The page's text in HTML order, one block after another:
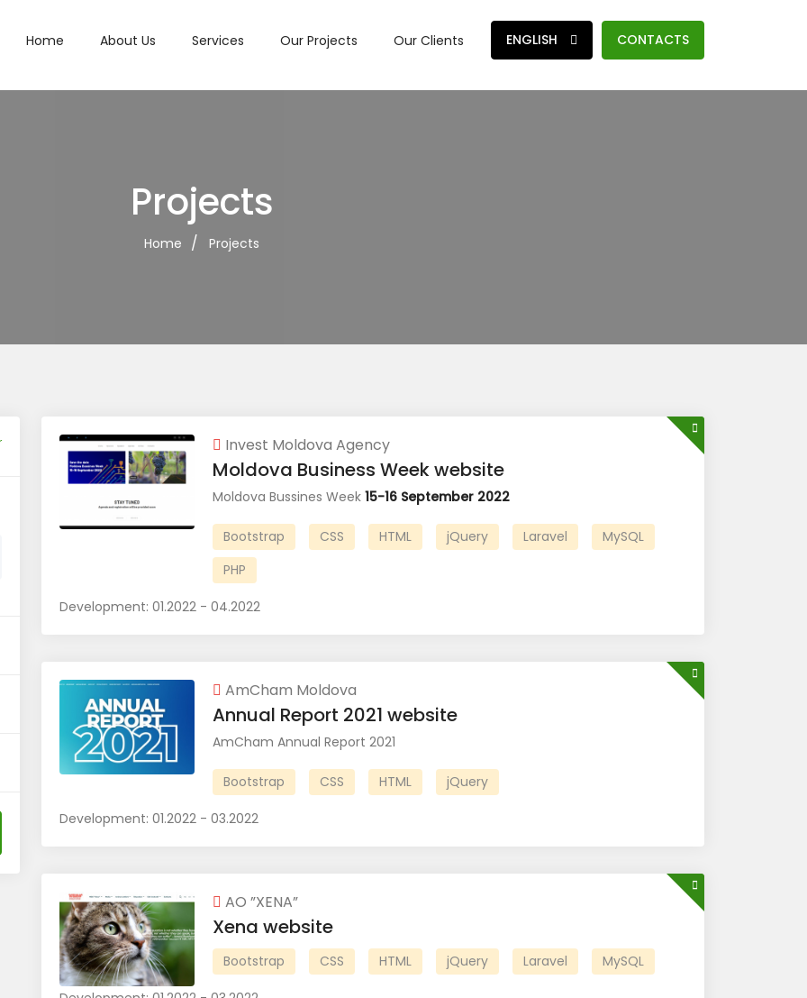
Home About Us Services Our Projects Our Clients CONTACTS
ENGLISH
Projects
Home Projects
Invest Moldova Agency
Moldova Business Week website
Moldova Bussines Week 15-16 September 2022
Bootstrap CSS HTML jQuery Laravel
MySQL
PHP
Development: 01.2022 - 04.2022
AmCham Moldova
Annual Report 2021 website
AmCham Annual Report 2021
Bootstrap CSS HTML jQuery
Development: 01.2022 - 03.2022
AO ”XENA”
Xena website
Bootstrap CSS HTML jQuery Laravel MySQL